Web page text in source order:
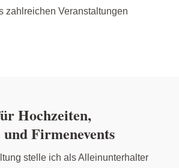
zahlreichen Veranstaltungen
Hochzeiten,
Firmenevents
stelle ich als Alleinunterhalter